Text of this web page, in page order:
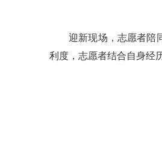
迎新现场，志愿者陪
利度，志愿者结合自身经